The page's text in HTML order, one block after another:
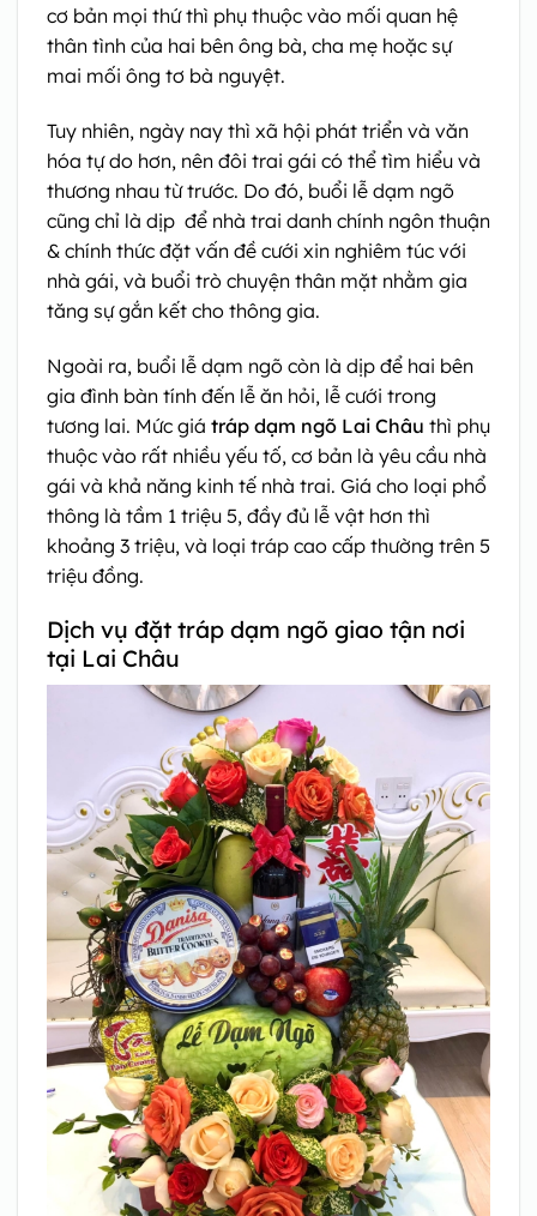
cơ bản mọi thứ thì phụ thuộc vào mối quan hệ
thân tình của hai bên ông bà, cha mẹ hoặc sự
mai mối ông tơ bà nguyệt.
Tuy nhiên, ngày nay thì xã hội phát triển và văn
hóa tự do hơn, nên đôi trai gái có thể tìm hiểu và
thương nhau từ trước. Do đó, buổi lễ dạm ngõ
cũng chỉ là dịp để nhà trai danh chính ngôn thuận
& chính thức đặt vấn đề cưới xin nghiêm túc với
nhà gái, và buổi trò chuyện thân mặt nhằm gia
tăng sự gắn kết cho thông gia.
Ngoài ra, buổi lễ dạm ngõ còn là dịp để hai bên
gia đình bàn tính đến lễ ăn hỏi, lễ cưới trong
tương lai. Mức giá tráp dạm ngõ Lai Châu thì phụ
thuộc vào rất nhiều yếu tố, cơ bản là yêu cầu nhà
gái và khả năng kinh tế nhà trai. Giá cho loại phổ
thông là tầm 1 triệu 5, đầy đủ lễ vật hơn thì
khoảng 3 triệu, và loại tráp cao cấp thường trên 5
triệu đồng.
Dịch vụ đặt tráp dạm ngõ giao tận nơi
tại Lai Châu